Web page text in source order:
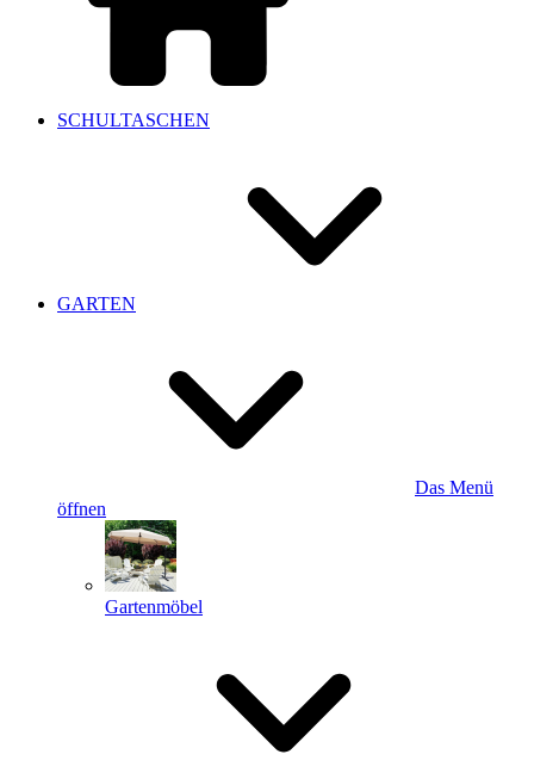
SCHULTASCHEN
GARTEN
Das Menü
öffnen
Gartenmöbel